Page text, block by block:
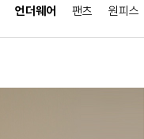
언더웨어 팬츠 원피스